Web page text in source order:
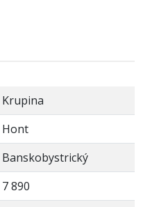
Krupina
Hont
Banskobystrický
7 890